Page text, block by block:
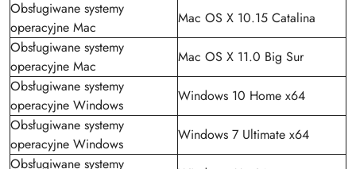
Obsługiwane systemy
operacyjne Mac
Mac OS X 10.15 Catalina
Obsługiwane systemy
operacyjne Mac
Mac OS X 11.0 Big Sur
Obsługiwane systemy
operacyjne Windows
Windows 10 Home x64
Obsługiwane systemy
operacyjne Windows
Windows 7 Ultimate x64
Obsługiwane systemy